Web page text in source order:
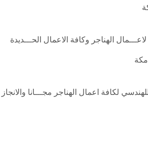
الهناجر وكافة الاعمال الحـــديدة
مكة
لكافة اعمال الهناجر مجـــانا والانجاز